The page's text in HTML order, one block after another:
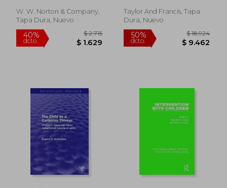
50%
dcto.
$ 10.747
$ 5.373
40%
dcto. $
Build Self-Esteem (en
Inglés)
W. W. Norton & Company,
Tapa Dura, Nuevo
Taylor And Francis, Tapa
Dura, Nuevo